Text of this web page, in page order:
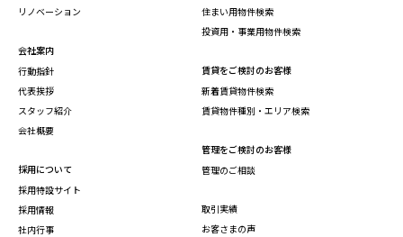
リノベーション
会社案内
行動指針
代表挨拶
スタッフ紹介
会社概要
採用について
採用特設サイト
採用情報
社内行事
住まい用物件検索
投資用・事業用物件検索
賃貸をご検討のお客様
新着賃貸物件検索
賃貸物件種別・エリア検索
管理をご検討のお客様
管理のご相談
取引実績
お客さまの声